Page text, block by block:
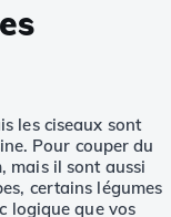
les ciseaux sont
Pour couper du
mais il sont aussi
certains légumes
logique que vos